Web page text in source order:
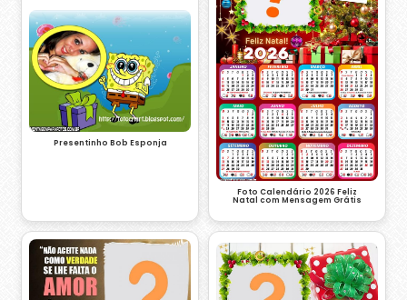
Presentinho Bob Esponja
Foto Calendário 2026 Feliz
Natal com Mensagem Grátis